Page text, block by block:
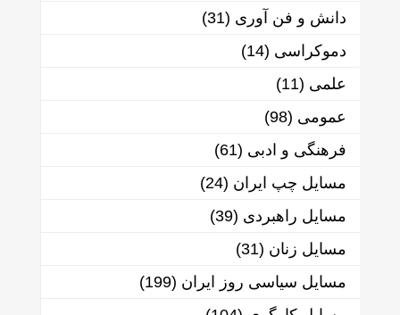
دانش و فن آوری (31)
دموکراسی (14)
علمی (11)
عمومی (98)
فرهنگی و ادبی (61)
مسایل چپ ایران (24)
مسایل راهبردی (39)
مسایل زنان (31)
مسایل سیاسی روز ایران (199)